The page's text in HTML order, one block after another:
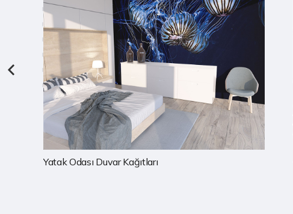
Çocuk Odası Duvar Kağıtları